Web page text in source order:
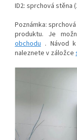
ID2: sprchová stěna
Poznámka:
produktu. Je
obchodu . Návod
naleznete v záložce